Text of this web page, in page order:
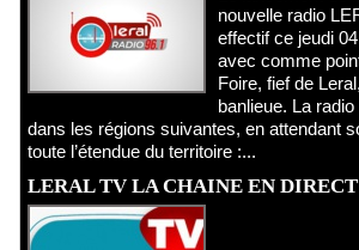
nouvelle radio
effectif ce jeudi
avec comme
Foire, fief de
banlieue. La
dans les régions suivantes, en attendant
toute l’étendue du territoire :...
LERAL TV LA CHAINE EN